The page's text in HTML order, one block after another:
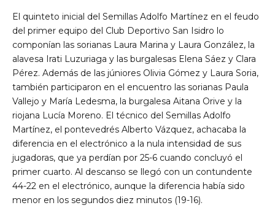
El quinteto inicial del Semillas Adolfo Martínez en el feudo
del primer equipo del Club Deportivo San Isidro lo
componían las sorianas Laura Marina y Laura González, la
alavesa Irati Luzuriaga y las burgalesas Elena Sáez y Clara
Pérez. Además de las júniores Olivia Gómez y Laura Soria,
también participaron en el encuentro las sorianas Paula
Vallejo y María Ledesma, la burgalesa Aitana Orive y la
riojana Lucía Moreno. El técnico del Semillas Adolfo
Martínez, el pontevedrés Alberto Vázquez, achacaba la
diferencia en el electrónico a la nula intensidad de sus
jugadoras, que ya perdían por 25-6 cuando concluyó el
primer cuarto. Al descanso se llegó con un contundente
44-22 en el electrónico, aunque la diferencia había sido
menor en los segundos diez minutos (19-16).